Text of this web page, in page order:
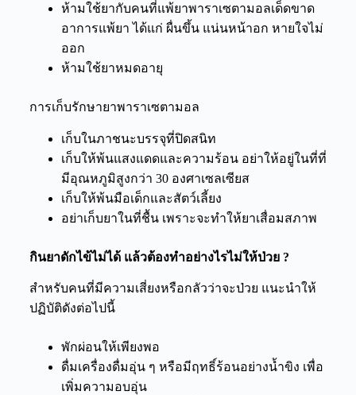
ห้ามใช้ยากับคนที่แพ้ยาพาราเซตามอลเด็ดขาด
อาการแพ้ยา ได้แก่ ผื่นขึ้น แน่นหน้าอก หายใจไม่
ออก
ห้ามใช้ยาหมดอายุ
การเก็บรักษายาพาราเซตามอล
เก็บในภาชนะบรรจุที่ปิดสนิท
เก็บให้พ้นแสงแดดและความร้อน อย่าให้อยู่ในที่ที่
มีอุณหภูมิสูงกว่า 30 องศาเซลเซียส
เก็บให้พ้นมือเด็กและสัตว์เลี้ยง
อย่าเก็บยาในที่ชื้น เพราะจะทำให้ยาเสื่อมสภาพ
กินยาดักไข้ไม่ได้ แล้วต้องทำอย่างไรไม่ให้ป่วย ?
สำหรับคนที่มีความเสี่ยงหรือกลัวว่าจะป่วย แนะนำให้
ปฏิบัติดังต่อไปนี้
พักผ่อนให้เพียงพอ
ดื่มเครื่องดื่มอุ่น ๆ หรือมีฤทธิ์ร้อนอย่างน้ำขิง เพื่อ
เพิ่มความอบอุ่น